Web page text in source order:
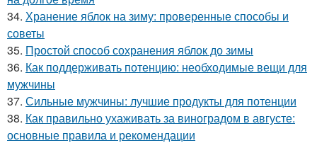
34. Хранение яблок на зиму: проверенные способы и
советы
35. Простой способ сохранения яблок до зимы
36. Как поддерживать потенцию: необходимые вещи для
мужчины
37. Сильные мужчины: лучшие продукты для потенции
38. Как правильно ухаживать за виноградом в августе:
основные правила и рекомендации